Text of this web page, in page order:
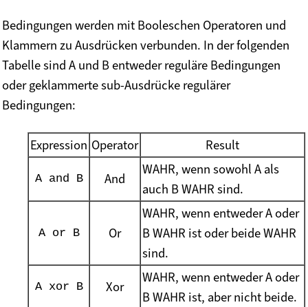
Bedingungen werden mit Booleschen Operatoren und
Klammern zu Ausdrücken verbunden. In der folgenden
Tabelle sind A und B entweder reguläre Bedingungen
oder geklammerte sub-Ausdrücke regulärer
Bedingungen:
Expression Operator Result
A and B And
WAHR, wenn sowohl A als
auch B WAHR sind.
A or B Or
WAHR, wenn entweder A oder
B WAHR ist oder beide WAHR
sind.
A xor B Xor
WAHR, wenn entweder A oder
B WAHR ist, aber nicht beide.